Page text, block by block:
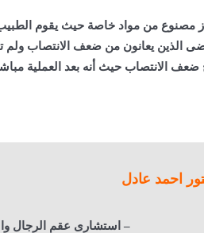
مصنوع من مواد خاصة حيث يقوم
الذين يعانون من ضعف الانتصاب ولم
الانتصاب حيث أنه بعد العملية
احمد عادل
– استشارى عقم الرجال